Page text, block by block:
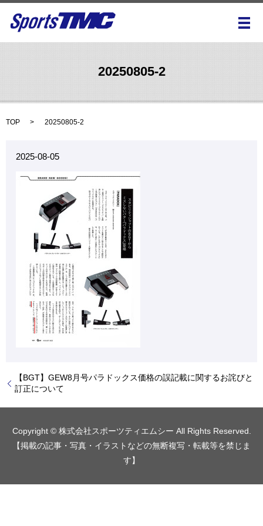
メ
20250805-2
TOP 20250805-2
2025-08-05
【BGT】GEW8月号パラドックス価格の誤記載に関するお詫びと
訂正について
Copyright © 株式会社スポーツティエムシー All Rights Reserved.
【掲載の記事・写真・イラストなどの無断複写・転載等を禁じま
す】